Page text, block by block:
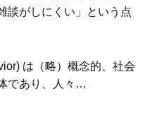
談がしにくい」という点
は（略）概念的、社会
であり、人々…